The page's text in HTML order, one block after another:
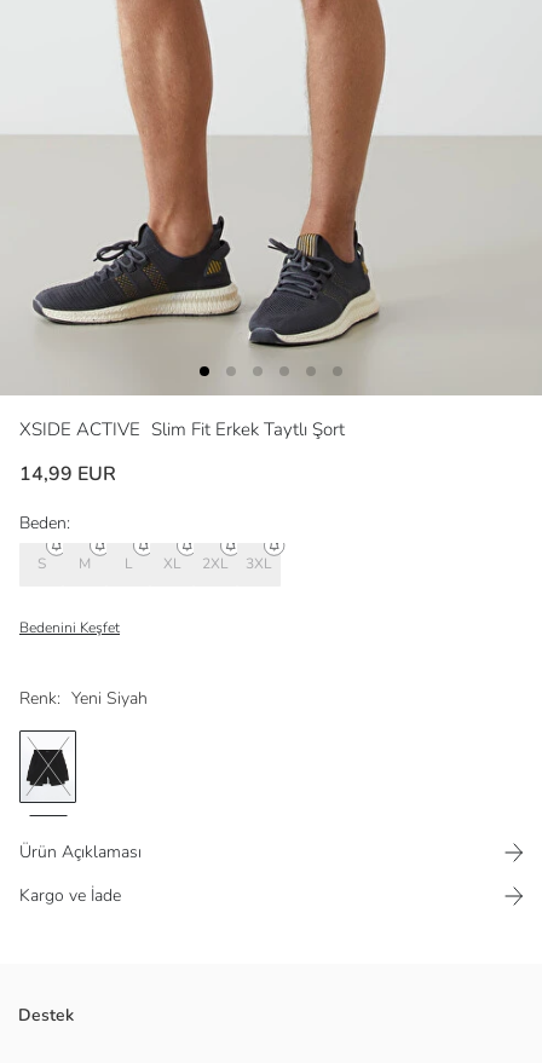
XSIDE ACTIVE Slim Fit Erkek Taytlı Şort
14,99 EUR
Renk: Yeni Siyah
Beden:
S M L XL 2XL 3XL
Bedenini Keşfet
Ürün Açıklaması
Kargo ve İade
Beli lastikli erkek spor şort, içten taytlı tasarıma sahiptir. Paçaları
Destek